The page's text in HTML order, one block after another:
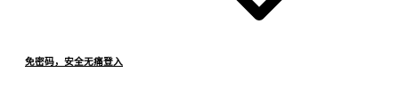
免密码，安全无痛登入